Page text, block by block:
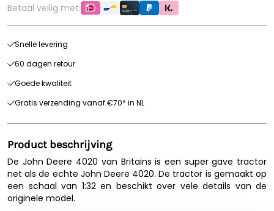
Betaal veilig met:
Snelle levering
60 dagen retour
Goede kwaliteit
Gratis verzending vanaf €70* in NL
Product beschrijving
De John Deere 4020 van Britains is een super gave tractor
net als de echte John Deere 4020. De tractor is gemaakt op
een schaal van 1:32 en beschikt over vele details van de
originele model.